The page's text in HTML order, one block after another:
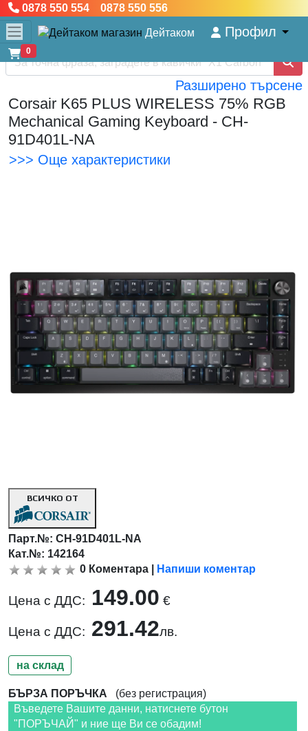
0878 550 554 0878 550 556
Дейтаком Профил
0
Разширено търсене
Corsair K65 PLUS WIRELESS 75% RGB
Mechanical Gaming Keyboard - CH-
91D401L-NA
>>> Още характеристики
ВСИЧКО ОТ
Парт.№:CH-91D401L-NA
Кат.№: 142164
0 Коментара Напиши коментар
Цена с ДДС: 149.00 €
Цена с ДДС: 291.42лв.
на склад
БЪРЗА ПОРЪЧКА (без регистрация)
Въведете Вашите данни, натиснете бутон
"ПОРЪЧАЙ" и ние ще Ви се обадим!